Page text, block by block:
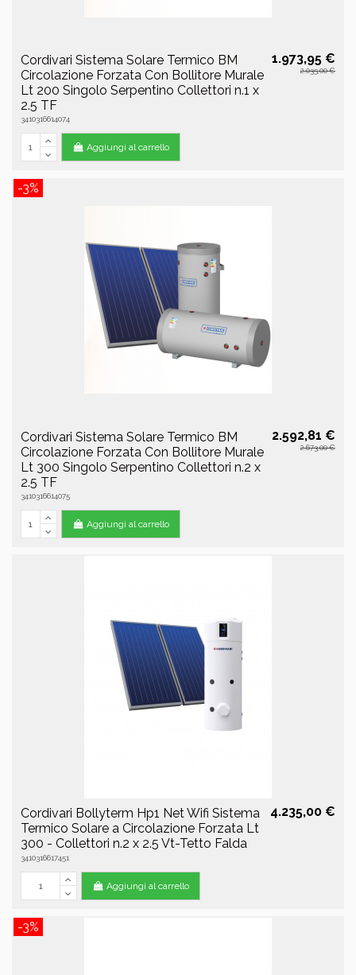
Cordivari Sistema Solare Termico BM
Circolazione Forzata Con Bollitore Murale
Lt 200 Singolo Serpentino Collettori n.1 x
2.5 TF
3410316614074
1.973,95 €
2.035,00 €
Aggiungi al carrello
-3%
Cordivari Sistema Solare Termico BM
Circolazione Forzata Con Bollitore Murale
Lt 300 Singolo Serpentino Collettori n.2 x
2.5 TF
3410316614075
2.592,81 €
2.673,00 €
Aggiungi al carrello
Cordivari Bollyterm Hp1 Net Wifi Sistema
Termico Solare a Circolazione Forzata Lt
300 - Collettori n.2 x 2.5 Vt-Tetto Falda
3410316617451
4.235,00 €
Aggiungi al carrello
-3%